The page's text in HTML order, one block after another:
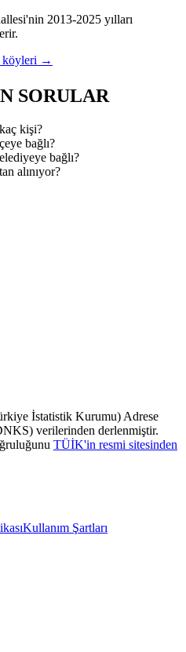
2013-2025 yılları
köyleri →
SORULAR
kişi?
bağlı?
bağlı?
alınıyor?
İstatistik Kurumu) Adrese
verilerinden derlenmiştir.
TÜİK'in resmi sitesinden
Kullanım Şartları